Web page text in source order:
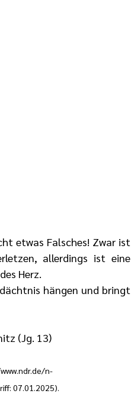
etwas Falsches! Zwar ist
allerdings ist eine
Herz.
hängen und bringt
(Jg. 13)
n-
07.01.2025).